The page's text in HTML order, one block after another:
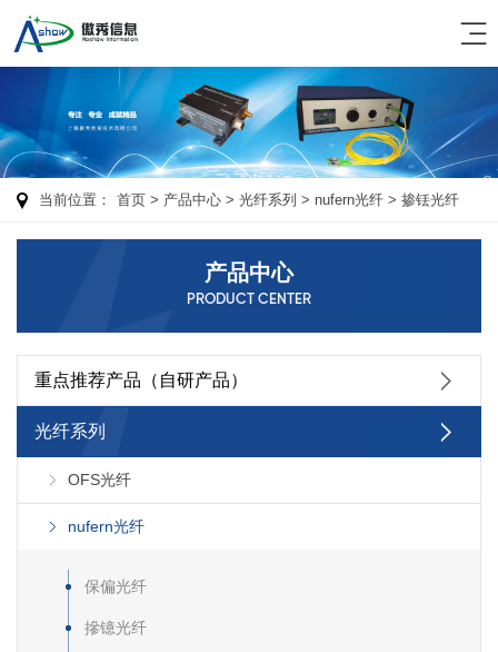
当前位置： 首页 > 产品中心 > 光纤系列 > nufern光纤 > 掺铥光纤
产品中心
PRODUCT CENTER
重点推荐产品（自研产品）
光纤系列
OFS光纤
nufern光纤
保偏光纤
摻镱光纤